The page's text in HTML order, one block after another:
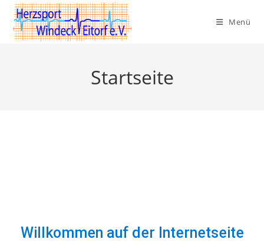
Menü
Startseite
Willkommen auf der Internetseite